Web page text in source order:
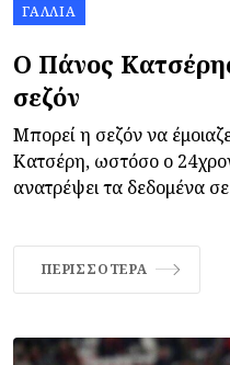
ΓΑΛΛΊΑ
Ο Πάνος
σεζόν
Μπορεί η σεζόν να
Κατσέρη, ωστόσο ο
ανατρέψει τα δεδομένα σε
ΠΕΡΙΣΣΌΤΕΡΑ